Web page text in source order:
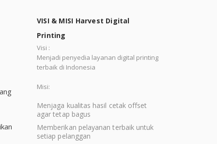
VISI & MISI Harvest Digital
Printing
Visi :
Menjadi penyedia layanan digital printing
terbaik di Indonesia
Misi:
Menjaga kualitas hasil cetak offset
agar tetap bagus
Memberikan pelayanan terbaik untuk
setiap pelanggan